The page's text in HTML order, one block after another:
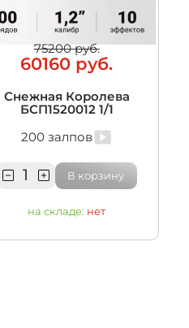
75200 руб.
60160 руб.
Снежная Королева
БСП1520012 1/1
200 залпов
В корзину
на складе: нет